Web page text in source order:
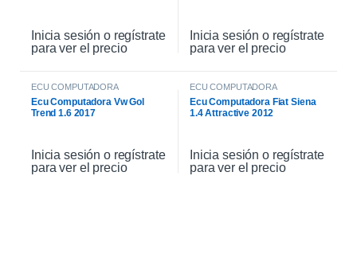
Inicia sesión o regístrate
para ver el precio
Inicia sesión o regístrate
para ver el precio
ECU COMPUTADORA
Ecu Computadora Vw Gol
Trend 1.6 2017
Inicia sesión o regístrate
para ver el precio
ECU COMPUTADORA
Ecu Computadora Fiat Siena
1.4 Attractive 2012
Inicia sesión o regístrate
para ver el precio